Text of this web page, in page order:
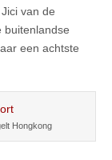
van de
buitenlandse
een achtste
Hongkong